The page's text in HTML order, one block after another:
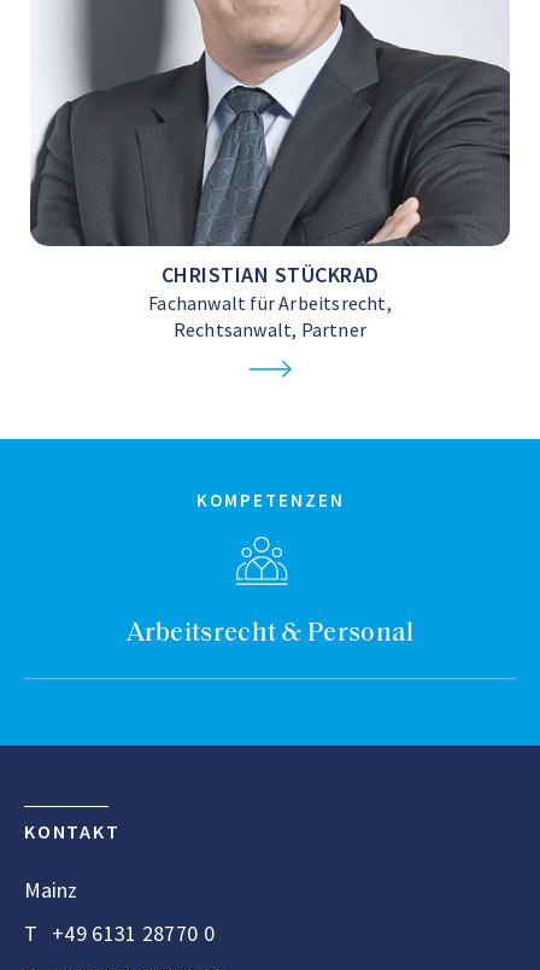
CHRISTIAN STÜCKRAD
Fachanwalt für Arbeitsrecht,
Rechtsanwalt, Partner
KOMPETENZEN
Arbeitsrecht & Personal
KONTAKT
Mainz
T +49 6131 28770 0